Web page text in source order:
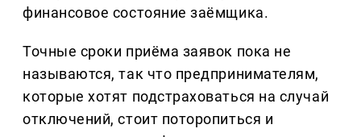
финансовое состояние заёмщика.
Точные сроки приёма заявок пока не
называются, так что предпринимателям,
которые хотят подстраховаться на случай
отключений, стоит поторопиться и